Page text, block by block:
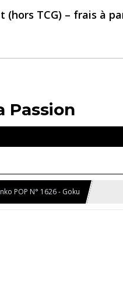
(hors TCG) – frais à
Passion
POP N° 1626 - Goku